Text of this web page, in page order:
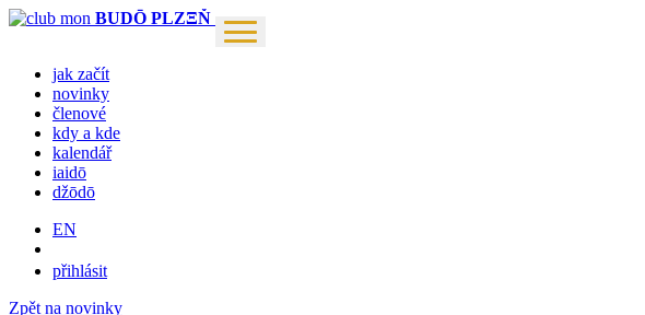
BUDŌ PLZΞŇ
jak začít
novinky
členové
kdy a kde
kalendář
iaidō
džōdō
EN
přihlásit
Zpět na novinky